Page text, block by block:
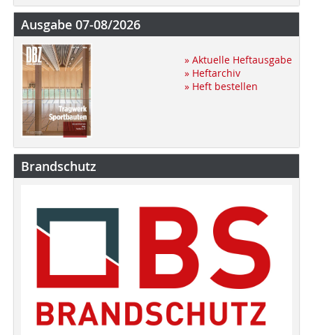
Ausgabe 07-08/2026
» Aktuelle Heftausgabe
» Heftarchiv
» Heft bestellen
Brandschutz